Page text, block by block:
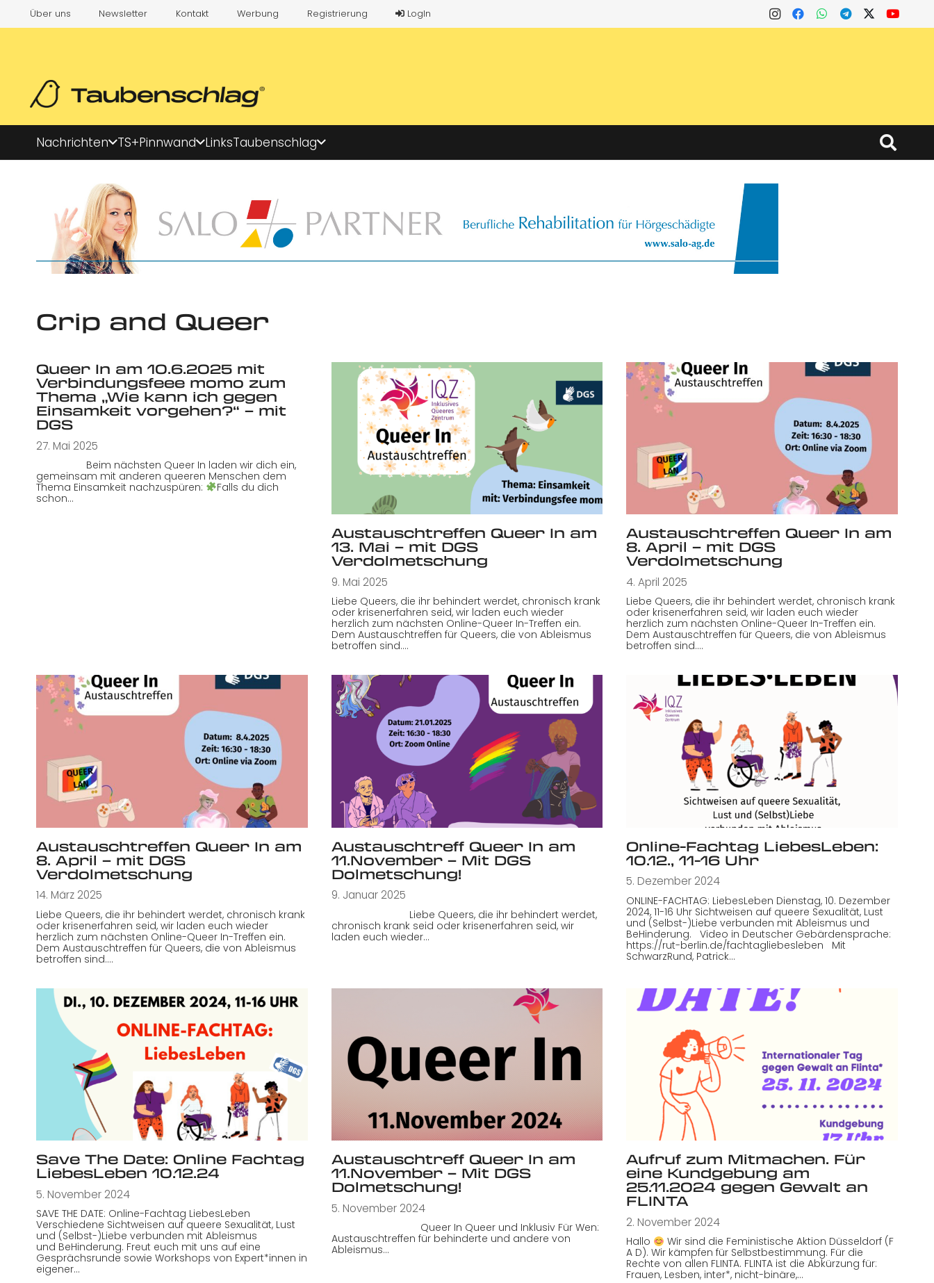
Über uns Newsletter Kontakt Werbung Registrierung LogIn
Nachrichten TS+Pinnwand LinksTaubenschlag
Crip and Queer
Queer In am 10.6.2025 mit
Verbindungsfeee momo zum
Thema „Wie kann ich gegen
Einsamkeit vorgehen?“ – mit
DGS
27. Mai 2025
Beim nächsten Queer In laden wir dich ein,
gemeinsam mit anderen queeren Menschen dem
Thema Einsamkeit nachzuspüren:
Falls du dich
schon…
Austauschtreffen Queer In am
13. Mai – mit DGS
Verdolmetschung
9. Mai 2025
Liebe Queers, die ihr behindert werdet, chronisch krank
oder krisenerfahren seid, wir laden euch wieder
herzlich zum nächsten Online-Queer In-Treffen ein.
Dem Austauschtreffen für Queers, die von Ableismus
betroffen sind.…
Austauschtreffen Queer In am
8. April – mit DGS
Verdolmetschung
4. April 2025
Liebe Queers, die ihr behindert werdet, chronisch krank
oder krisenerfahren seid, wir laden euch wieder
herzlich zum nächsten Online-Queer In-Treffen ein.
Dem Austauschtreffen für Queers, die von Ableismus
betroffen sind.…
Austauschtreffen Queer In am
8. April – mit DGS
Verdolmetschung
14. März 2025
Liebe Queers, die ihr behindert werdet, chronisch krank
oder krisenerfahren seid, wir laden euch wieder
herzlich zum nächsten Online-Queer In-Treffen ein.
Dem Austauschtreffen für Queers, die von Ableismus
betroffen sind.…
Austauschtreff Queer In am
11.November – Mit DGS
Dolmetschung!
9. Januar 2025
Liebe Queers, die ihr behindert werdet,
chronisch krank seid oder krisenerfahren seid, wir
laden euch wieder…
Online-Fachtag LiebesLeben:
10.12., 11-16 Uhr
5. Dezember 2024
ONLINE-FACHTAG: LiebesLeben Dienstag, 10. Dezember
2024, 11-16 Uhr Sichtweisen auf queere Sexualität, Lust
und (Selbst-)Liebe verbunden mit Ableismus und
BeHinderung. Video in Deutscher Gebärdensprache:
https://rut-berlin.de/fachtagliebesleben Mit
SchwarzRund, Patrick…
Save The Date: Online Fachtag
LiebesLeben 10.12.24
5. November 2024
SAVE THE DATE: Online-Fachtag LiebesLeben
Verschiedene Sichtweisen auf queere Sexualität, Lust
und (Selbst-)Liebe verbunden mit Ableismus
und BeHinderung. Freut euch mit uns auf eine
Gesprächsrunde sowie Workshops von Expert*innen in
eigener…
Austauschtreff Queer In am
11.November – Mit DGS
Dolmetschung!
5. November 2024
Queer In Queer und Inklusiv Für Wen:
Austauschtreffen für behinderte und andere von
Ableismus…
Aufruf zum Mitmachen. Für
eine Kundgebung am
25.11.2024 gegen Gewalt an
FLINTA
2. November 2024
Hallo
Wir sind die Feministische Aktion Düsseldorf (F
A D). Wir kämpfen für Selbstbestimmung. Für die
Rechte von allen FLINTA. FLINTA ist die Abkürzung für:
Frauen, Lesben, inter*, nicht-binäre,…